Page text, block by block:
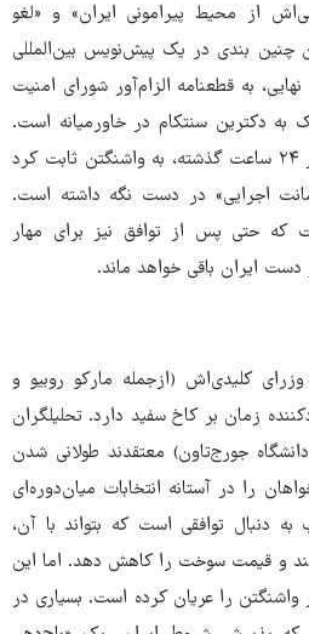
از محیط پیرامونی ایران» و «لغو
چنین بندی در یک پیش‌نویس بین‌المللی
به قطعنامه‌ الزام‌آور شورای امنیت
به دکترین سنتکام در خاورمیانه است.
عبور ۲۳ کشتی با مجوز سپاه در ۲۴ ساعت گذشته، به واشنگتن ثابت کرد
اجرایی» در دست نگه داشته است.
که حتی پس از توافق نیز برای مهار
دست ایران باقی خواهد ماند.
کلیدی‌اش (ازجمله مارکو روبیو و
زمان بر کاخ سفید دارد. تحلیلگران
جورج‌تاون) معتقدند طولانی شدن
را در آستانه‌ انتخابات میان‌دوره‌ای
دنبال توافقی است که بتواند با آن،
و قیمت سوخت را کاهش دهد. اما این
را عریان کرده است. بسیاری در